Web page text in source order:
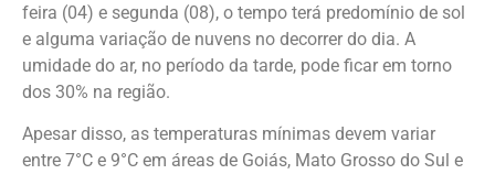
feira (04) e segunda (08), o tempo terá predomínio de sol
e alguma variação de nuvens no decorrer do dia. A
umidade do ar, no período da tarde, pode ficar em torno
dos 30% na região.
Apesar disso, as temperaturas mínimas devem variar
entre 7°C e 9°C em áreas de Goiás, Mato Grosso do Sul e